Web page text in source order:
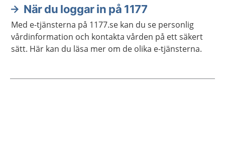
När du loggar in på 1177
Med e-tjänsterna på 1177.se kan du se personlig
vårdinformation och kontakta vården på ett säkert
sätt. Här kan du läsa mer om de olika e-tjänsterna.